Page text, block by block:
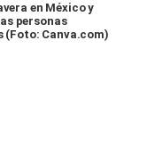
en México y
personas
(Foto: Canva.com)